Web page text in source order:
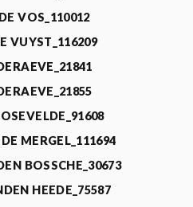
VOS_110012
VUYST_116209
MERGEL_111694
BOSSCHE_30673
HEEDE_75587